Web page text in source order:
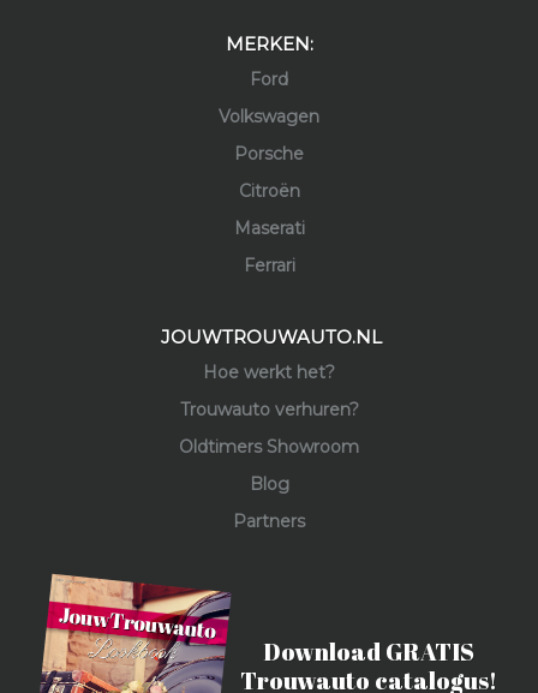
MERKEN:
Ford
Volkswagen
Porsche
Citroën
Maserati
Ferrari
JOUWTROUWAUTO.NL
Hoe werkt het?
Trouwauto verhuren?
Oldtimers Showroom
Blog
Partners
Download GRATIS
Trouwauto catalogus!